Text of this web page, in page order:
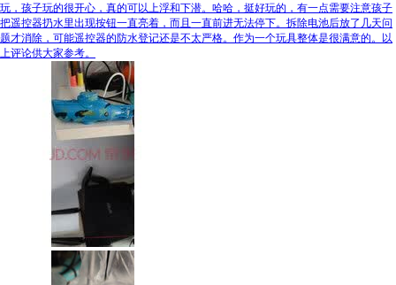
玩，孩子玩的很开心，真的可以上浮和下潜。哈哈，挺好玩的，有一点需要注意孩子
把遥控器扔水里出现按钮一直亮着，而且一直前进无法停下。拆除电池后放了几天问
题才消除，可能遥控器的防水登记还是不太严格。作为一个玩具整体是很满意的。以
上评论供大家参考。